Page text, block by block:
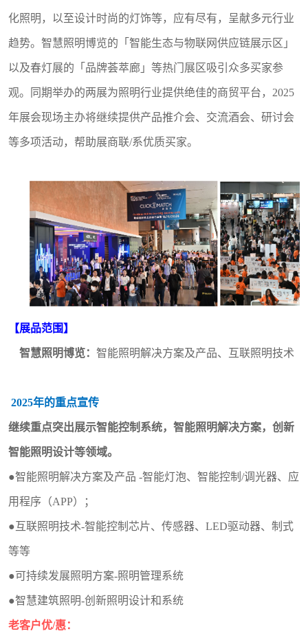
化照明，以至设计时尚的灯饰等，应有尽有，呈献多元行业
趋势。智慧照明博览的「智能生态与物联网供应链展示区」
以及春灯展的「品牌荟萃廊」等热门展区吸引众多买家参
观。同期举办的两展为照明行业提供绝佳的商贸平台 ，2025
年展会现场主办将继续提供产品推介会、交流酒会、研讨会
等多项活动，帮助展商联/系优质买家。
【展品范围】
智慧照明博览： 智能照明解决方案及产品、 互联照明技术
2025年的重点宣传
继续重点突出展示智能控制系统，智能照明解决方案，创新
智能照明设计等领域。
●智能照明解决方案及产品 -智能灯泡、智能控制/调光器、应
用程序（APP）；
●互联照明技术-智能控制芯片、传感器、LED驱动器、制式
等等
●可持续发展照明方案-照明管理系统
●智慧建筑照明-创新照明设计和系统
老客户优/惠：